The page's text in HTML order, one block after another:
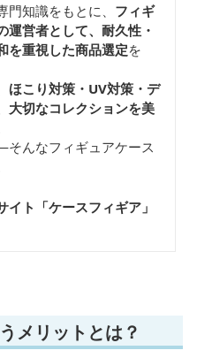
知識をもとに、 フィギ
運営者として、耐久性・
を重視した商品選定を
ほこり対策・UV対策・デ
大切なコレクションを美
んなフィギュアケース
イト「ケースフィギア 」
メリットとは？